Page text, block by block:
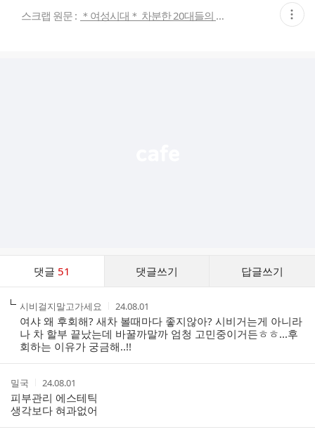
스크랩 원문 : ＊여성시대＊ 차분한 20대들의 알흠다운 공간 현
재
댓글 51 댓글쓰기 답글쓰기
작
성
자
시비걸지말고가세요
작
성
시
간
24.08.01
여샤 왜 후회해? 새차 볼때마다 좋지않아? 시비거는게 아니라
나 차 할부 끝났는데 바꿀까말까 엄청 고민중이거든ㅎㅎ...후
회하는 이유가 궁금해..!!
작
성
자
밀국
작
성
시
간
24.08.01
피부관리 에스테틱
생각보다 혀과없어